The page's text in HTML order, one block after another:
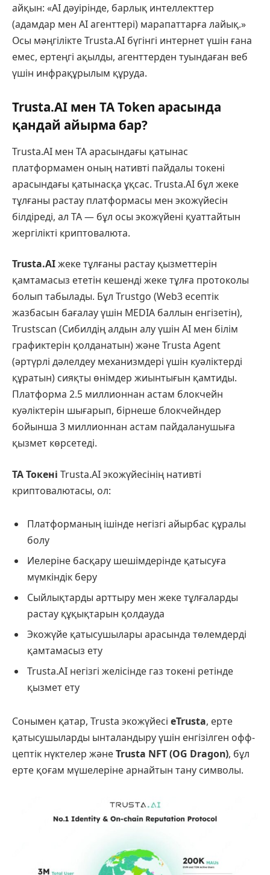
айқын: «AI дәуірінде, барлық интеллекттер
(адамдар мен AI агенттері) марапаттарға лайық.»
Осы мәңгілікте Trusta.AI бүгінгі интернет үшін ғана
емес, ертеңгі ақылды, агенттерден туындаған веб
үшін инфрақұрылым құруда.
Trusta.AI мен TA Token арасында
қандай айырма бар?
Trusta.AI мен TA арасындағы қатынас
платформамен оның нативті пайдалы токені
арасындағы қатынасқа ұқсас. Trusta.AI бұл жеке
тұлғаны растау платформасы мен экожүйесін
білдіреді, ал TA — бұл осы экожүйені қуаттайтын
жергілікті криптовалюта.
Trusta.AIжеке тұлғаны растау қызметтерін
қамтамасыз ететін кешенді жеке тұлға протоколы
болып табылады. Бұл Trustgo (Web3 есептік
жазбасын бағалау үшін MEDIA баллын енгізетін),
Trustscan (Сибилдің алдын алу үшін AI мен білім
графиктерін қолданатын) және Trusta Agent
(әртүрлі дәлелдеу механизмдері үшін куәліктерді
құратын) сияқты өнімдер жиынтығын қамтиды.
Платформа 2.5 миллионнан астам блокчейн
куәліктерін шығарып, бірнеше блокчейндер
бойынша 3 миллионнан астам пайдаланушыға
қызмет көрсетеді.
TA Токені Trusta.AI экожүйесінің нативті
криптовалютасы, ол:
Платформаның ішінде негізгі айырбас құралы
болу
Иелеріне басқару шешімдерінде қатысуға
мүмкіндік беру
Сыйлықтарды арттыру мен жеке тұлғаларды
растау құқықтарын қолдауда
Экожүйе қатысушылары арасында төлемдерді
қамтамасыз ету
Trusta.AI негізгі желісінде газ токені ретінде
қызмет ету
Сонымен қатар, Trusta экожүйесі eTrusta, ерте
қатысушыларды ынталандыру үшін енгізілген офф-
цептік нүктелер жәнеTrusta NFT (OG Dragon), бұл
ерте қоғам мүшелеріне арнайтын тану символы.